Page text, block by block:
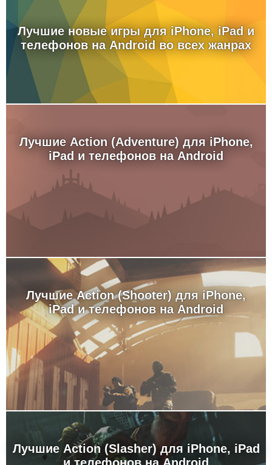
Лучшие новые игры для iPhone, iPad и
телефонов на Android во всех жанрах
Лучшие Action (Adventure) для iPhone,
iPad и телефонов на Android
Лучшие Action (Shooter) для iPhone,
iPad и телефонов на Android
Лучшие Action (Slasher) для iPhone, iPad